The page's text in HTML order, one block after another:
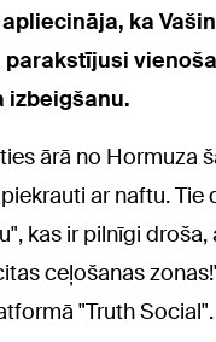
ka
izbeigšanu.
ārā no Hormuza
ar naftu. Tie
kas ir pilnīgi droša,
ceļošanas
"Truth Social".